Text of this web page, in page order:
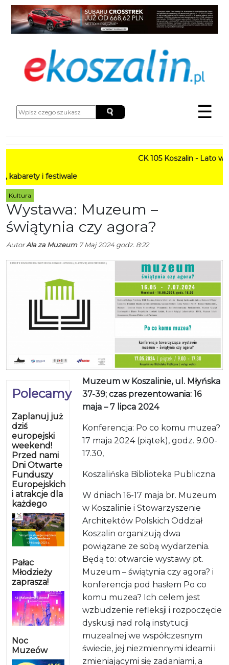
☰
CK 105 Koszalin - Lato w Mieście
festiwale
Kultura
Wystawa: Muzeum –
świątynia czy agora?
AutorAla za Muzeum7 Maj 2024 godz. 8:22
Polecamy
Zaplanuj już
dziś
europejski
weekend!
Przed nami
Dni Otwarte
Funduszy
Europejskich
i atrakcje dla
każdego
Pałac
Młodzieży
zaprasza!
Noc
Muzeów
Muzeum w Koszalinie, ul. Młyńska
37-39; czas prezentowania: 16
maja – 7 lipca 2024
Konferencja: Po co komu muzea?
17 maja 2024 (piątek), godz. 9.00-
17.30,
Koszalińska Biblioteka Publiczna
W dniach 16-17 maja br. Muzeum
w Koszalinie i Stowarzyszenie
Architektów Polskich Oddział
Koszalin organizują dwa
powiązane ze sobą wydarzenia.
Będą to: otwarcie wystawy pt.
Muzeum – świątynia czy agora? i
konferencja pod hasłem Po co
komu muzea? Ich celem jest
wzbudzenie refleksji i rozpoczęcie
dyskusji nad rolą instytucji
muzealnej we współczesnym
świecie, jej niezmiennymi ideami i
zmieniającymi się zadaniami, a